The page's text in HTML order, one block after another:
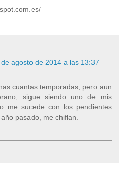
agosto de 2014 a las 13:37
cuantas temporadas, pero aun
sigue siendo uno de mis
me sucede con los pendientes
pasado, me chiflan.